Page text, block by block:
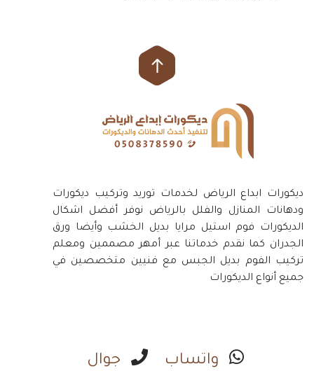
ديكورات ابداع الرياض لخدمات توريد وتركيب ديكورات
ودهانات المنازل والفلل بالرياض نوفر أفضل اشكال
الديكورات فوم استيل مرايا بديل الخشب وأيضا ورق
الجدران كما نقدم خدماتنا عبر أمهر مصممين ومعلم
تركيب الفوم بديل الجبس مع فنيين متخصصين في
جميع أنواع الديكورات
واتساب جوال